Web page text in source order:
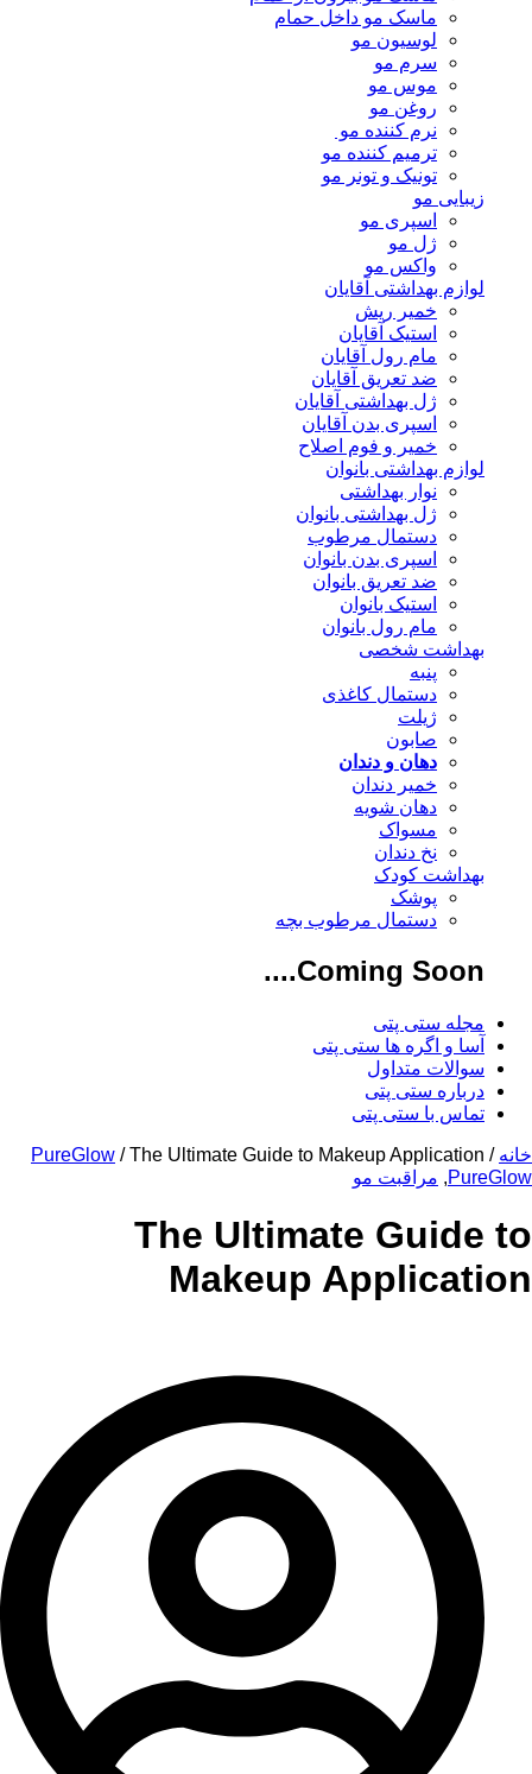
ماسک مو داخل حمام
لوسیون مو
سرم مو
موس مو
روغن مو
نرم کننده مو
ترمیم کننده مو
تونیک و تونر مو
زیبایی مو
اسپری مو
ژل مو
واکس مو
لوازم بهداشتی آقایان
خمیر ریش
استیک آقایان
مام رول آقایان
ضد تعریق آقایان
ژل بهداشتی آقایان
اسپری بدن آقایان
خمیر و فوم اصلاح
لوازم بهداشتی بانوان
نوار بهداشتی
ژل بهداشتی بانوان
دستمال مرطوب
اسپری بدن بانوان
ضد تعریق بانوان
استیک بانوان
مام رول بانوان
بهداشت شخصی
پنبه
دستمال کاغذی
ژیلت
صابون
دهان و دندان
خمیر دندان
دهان شویه
مسواک
نخ دندان
بهداشت کودک
پوشک
دستمال مرطوب بچه
Coming Soon....
مجله ستی پتی
آسا و اگره ها ستی پتی
سوالات متداول
درباره ستی پتی
تماس با ستی پتی
خانه /
PureGlow / The Ultimate Guide to Makeup Application
PureGlow
, مراقبت مو
The Ultimate Guide to
Makeup Application